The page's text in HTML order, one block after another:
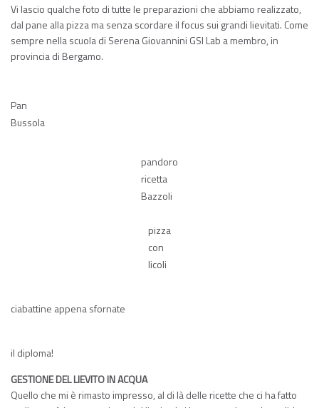
Vi lascio qualche foto di tutte le preparazioni che abbiamo realizzato,
dal pane alla pizza ma senza scordare il focus sui grandi lievitati. Come
sempre nella scuola di Serena Giovannini GSI Lab a membro, in
provincia di Bergamo.
Pan
Bussola
pandoro
ricetta
Bazzoli
pizza
con
licoli
ciabattine appena sfornate
il diploma!
GESTIONE DEL LIEVITO IN ACQUA
Quello che mi è rimasto impresso, al di là delle ricette che ci ha fatto